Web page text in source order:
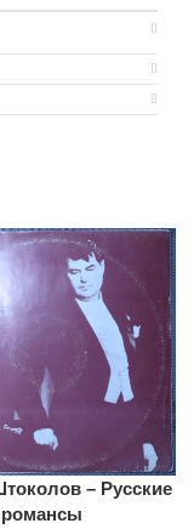
– Русские
романсы